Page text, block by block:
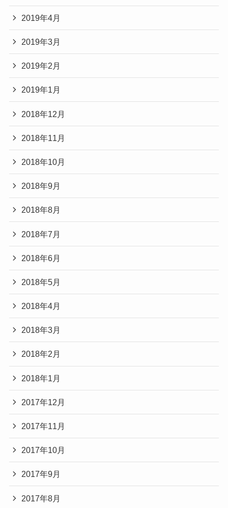
2019年4月
2019年3月
2019年2月
2019年1月
2018年12月
2018年11月
2018年10月
2018年9月
2018年8月
2018年7月
2018年6月
2018年5月
2018年4月
2018年3月
2018年2月
2018年1月
2017年12月
2017年11月
2017年10月
2017年9月
2017年8月